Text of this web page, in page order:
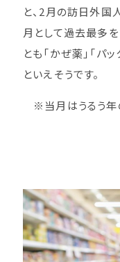
と、2月の訪日外
月として過去最多
とも「かぜ薬」「パ
といえそうです。
※当月はうるう